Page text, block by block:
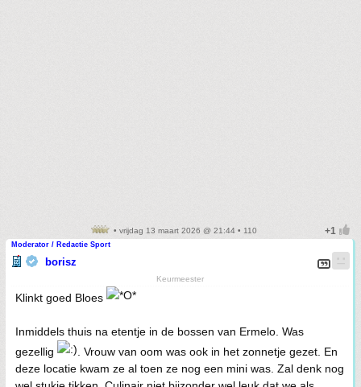
• vrijdag 13 maart 2026 @ 21:44 • 110
Moderator / Redactie Sport
borisz
Keurmeester
Klinkt goed Bloes
Inmiddels thuis na etentje in de bossen van Ermelo. Was
gezellig
. Vrouw van oom was ook in het zonnetje gezet. En
deze locatie kwam ze al toen ze nog een mini was. Zal denk nog